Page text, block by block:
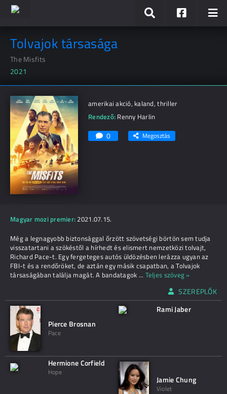
Tolvajok társasága
The Misfits
2021
amerikai akció, kaland, thriller
Rendező: Renny Harlin
0 Megosztás
Magyar mozi premier: 2021.07.15.
Még a legnagyobb biztonsággal őrzött szövetségi börtön sem tudja
visszatartani a szökéstől a hírhedt és elismert nemzetközi tolvajt,
Richard Pace-t. Egy fergeteges autós üldözésben lerázza ugyan az
FBI-t és a rendőröket, de aztán egy másik csapatban, a Tolvajok
társaságában találja magát. A bandatagok ... Teljes szöveg »
SZEREPLŐK
Pierce Brosnan
Pace
Rami Jaber
Hermione Corfield
Hope
Jamie Chung
Violet